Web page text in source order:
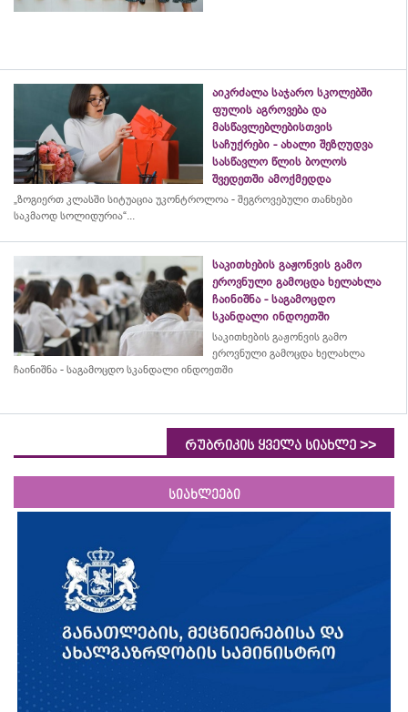
აიკრძალა საჯარო სკოლებში
ფულის აგროვება და
მასწავლებლებისთვის
საჩუქრები - ახალი შეზღუდვა
სასწავლო წლის ბოლოს
შვედეთში ამოქმედდა
„ზოგიერთ კლასში სიტუაცია უკონტროლოა - შეგროვებული თანხები
საკმაოდ სოლიდურია“...
საკითხების გაჟონვის გამო
ეროვნული გამოცდა ხელახლა
ჩაინიშნა - საგამოცდო
სკანდალი ინდოეთში
საკითხების გაჟონვის გამო
ეროვნული გამოცდა ხელახლა
ჩაინიშნა - საგამოცდო სკანდალი ინდოეთში
რუბრიკის ყველა სიახლე >>
სიახლეები